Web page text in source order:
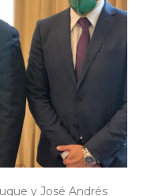
y José Andrés